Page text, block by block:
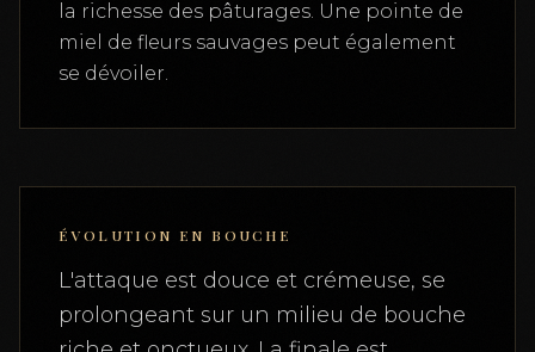
la richesse des pâturages. Une pointe de
miel de fleurs sauvages peut également
se dévoiler.
ÉVOLUTION EN BOUCHE
L'attaque est douce et crémeuse, se
prolongeant sur un milieu de bouche